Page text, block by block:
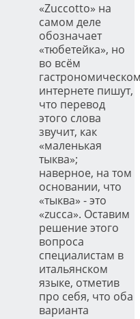
«Zuccotto» на
самом деле
обозначает
«тюбетейка», но
во всём
интернете пишут,
что перевод
этого слова
звучит, как
«маленькая
тыква»;
наверное, на том
основании, что
«тыква» - это
«zucca». Оставим
решение этого
вопроса
специалистам в
итальянском
языке, отметив
про себя, что оба
варианта